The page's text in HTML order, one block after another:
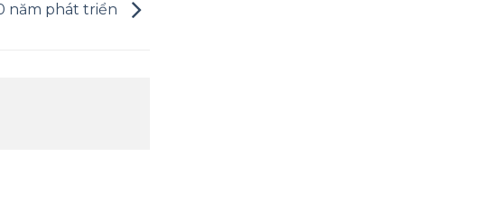
năm phát triển